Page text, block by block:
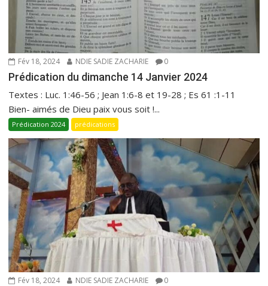
Fév 18, 2024 NDIE SADIE ZACHARIE 0
Prédication du dimanche 14 Janvier 2024
Textes : Luc. 1:46-56 ; Jean 1:6-8 et 19-28 ; Es 61 :1-11
Bien- aimés de Dieu paix vous soit !...
Prédication 2024 prédications
Fév 18, 2024 NDIE SADIE ZACHARIE 0